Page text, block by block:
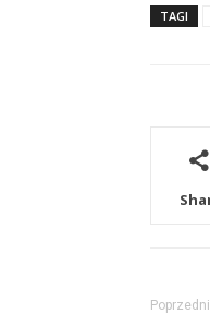
TAGI